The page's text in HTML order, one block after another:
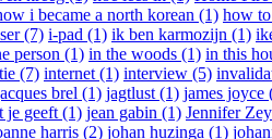
i became a north korean (1) how
(7) i-pad (1) ik ben karmozijn (1)
person (1) in the woods (1) in this
(7) internet (1) interview (5)
brel (1) jagtlust (1) james joyce
je geeft (1) jean gabin (1) Jennifer
harris (2) johan huzinga (1)